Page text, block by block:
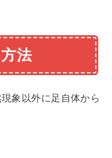
法
象以外に足自体から